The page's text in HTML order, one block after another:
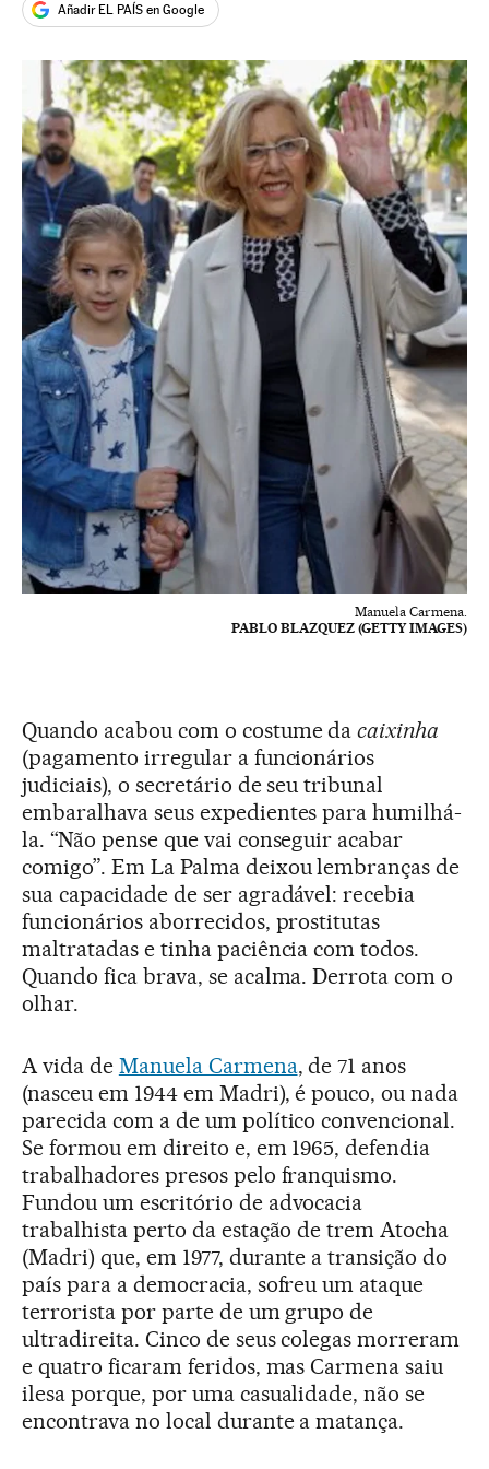
Añadir EL PAÍS en Google
Manuela Carmena.
PABLO BLAZQUEZ (GETTY IMAGES)
Quando acabou com o costume dacaixinha
(pagamento irregular a funcionários
judiciais), o secretário de seu tribunal
embaralhava seus expedientes para humilhá-
la. “Não pense que vai conseguir acabar
comigo”. Em La Palma deixou lembranças de
sua capacidade de ser agradável: recebia
funcionários aborrecidos, prostitutas
maltratadas e tinha paciência com todos.
Quando fica brava, se acalma. Derrota com o
olhar.
A vida de Manuela Carmena, de 71 anos
(nasceu em 1944 em Madri), é pouco, ou nada
parecida com a de um político convencional.
Se formou em direito e, em 1965, defendia
trabalhadores presos pelo franquismo.
Fundou um escritório de advocacia
trabalhista perto da estação de trem Atocha
(Madri) que, em 1977, durante a transição do
país para a democracia, sofreu um ataque
terrorista por parte de um grupo de
ultradireita. Cinco de seus colegas morreram
e quatro ficaram feridos, mas Carmena saiu
ilesa porque, por uma casualidade, não se
encontrava no local durante a matança.